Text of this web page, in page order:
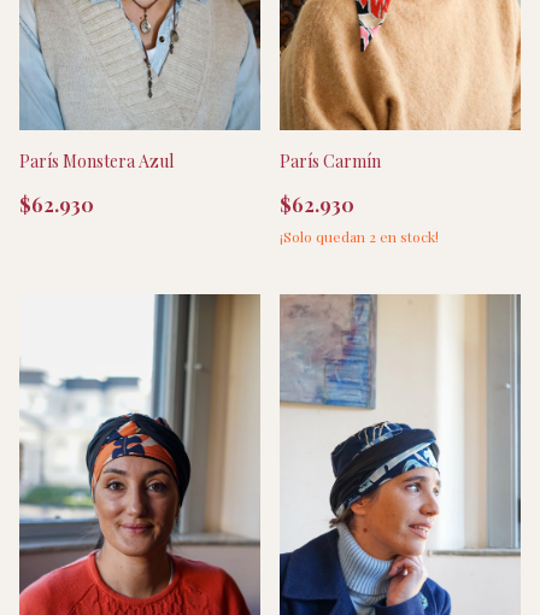
París Monstera Azul
$62.930
París Carmín
$62.930
¡Solo quedan 2en stock!